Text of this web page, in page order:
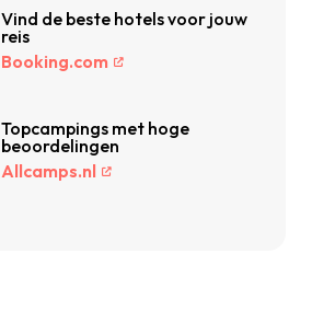
Vind de beste hotels voor jouw
reis
Booking.com
Topcampings met hoge
beoordelingen
Allcamps.nl